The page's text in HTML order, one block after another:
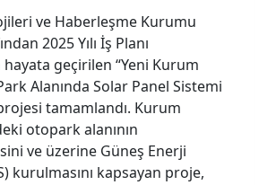
ve Haberleşme Kurumu
2025 Yılı İş Planı
hayata geçirilen “Yeni Kurum
Alanında Solar Panel Sistemi
tamamlandı. Kurum
otopark alanının
ve üzerine Güneş Enerji
kurulmasını kapsayan proje,